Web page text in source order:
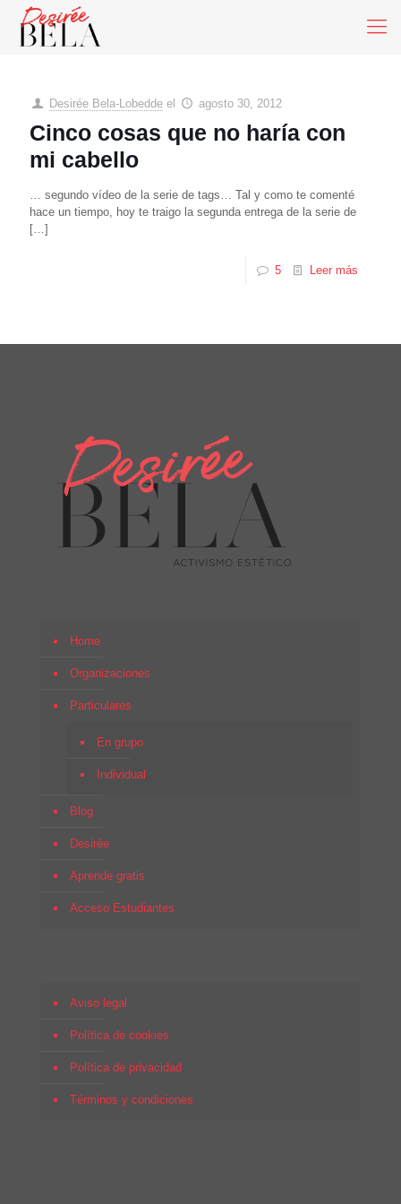
Desirée Bela-Lobedde el agosto 30, 2012
Cinco cosas que no haría con
mi cabello
… segundo vídeo de la serie de tags… Tal y como te comenté
hace un tiempo, hoy te traigo la segunda entrega de la serie de
[…]
5 Leer más
Home
Organizaciones
Particulares
En grupo
Individual
Blog
Desirée
Aprende gratis
Acceso Estudiantes
Aviso legal
Política de cookies
Política de privacidad
Términos y condiciones